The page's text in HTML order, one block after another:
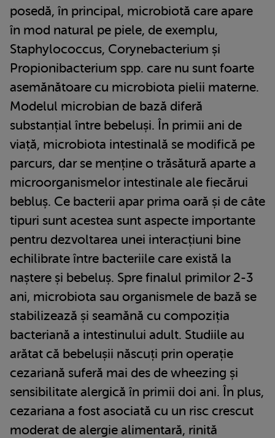
posedă, în principal, microbiotă care apare
în mod natural pe piele, de exemplu,
Staphylococcus, Corynebacterium și
Propionibacterium spp. care nu sunt foarte
asemănătoare cu microbiota pielii materne.
Modelul microbian de bază diferă
substanțial între bebeluși. În primii ani de
viață, microbiota intestinală se modifică pe
parcurs, dar se menține o trăsătură aparte a
microorganismelor intestinale ale fiecărui
bebluș. Ce bacterii apar prima oară și de câte
tipuri sunt acestea sunt aspecte importante
pentru dezvoltarea unei interacțiuni bine
echilibrate între bacteriile care există la
naștere și bebeluș. Spre finalul primilor 2-3
ani, microbiota sau organismele de bază se
stabilizează și seamănă cu compoziția
bacteriană a intestinului adult. Studiile au
arătat că bebelușii născuți prin operație
cezariană suferă mai des de wheezing și
sensibilitate alergică în primii doi ani. În plus,
cezariana a fost asociată cu un risc crescut
moderat de alergie alimentară, rinită